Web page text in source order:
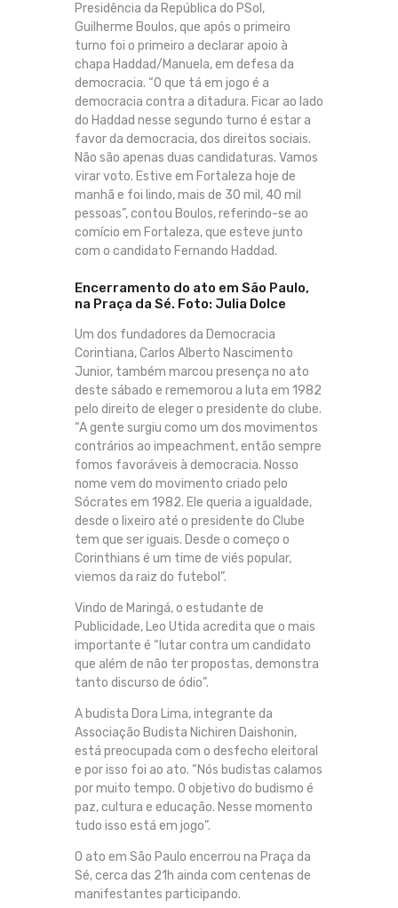
Presidência da República do PSol,
Guilherme Boulos, que após o primeiro
turno foi o primeiro a declarar apoio à
chapa Haddad/Manuela, em defesa da
democracia. “O que tá em jogo é a
democracia contra a ditadura. Ficar ao lado
do Haddad nesse segundo turno é estar a
favor da democracia, dos direitos sociais.
Não são apenas duas candidaturas. Vamos
virar voto. Estive em Fortaleza hoje de
manhã e foi lindo, mais de 30 mil, 40 mil
pessoas”, contou Boulos, referindo-se ao
comício em Fortaleza, que esteve junto
com o candidato Fernando Haddad.
Encerramento do ato em São Paulo,
na Praça da Sé. Foto: Julia Dolce
Um dos fundadores da Democracia
Corintiana, Carlos Alberto Nascimento
Junior, também marcou presença no ato
deste sábado e rememorou a luta em 1982
pelo direito de eleger o presidente do clube.
“A gente surgiu como um dos movimentos
contrários ao impeachment, então sempre
fomos favoráveis à democracia. Nosso
nome vem do movimento criado pelo
Sócrates em 1982. Ele queria a igualdade,
desde o lixeiro até o presidente do Clube
tem que ser iguais. Desde o começo o
Corinthians é um time de viés popular,
viemos da raiz do futebol”.
Vindo de Maringá, o estudante de
Publicidade, Leo Utida acredita que o mais
importante é “lutar contra um candidato
que além de não ter propostas, demonstra
tanto discurso de ódio”.
A budista Dora Lima, integrante da
Associação Budista Nichiren Daishonin,
está preocupada com o desfecho eleitoral
e por isso foi ao ato. “Nós budistas calamos
por muito tempo. O objetivo do budismo é
paz, cultura e educação. Nesse momento
tudo isso está em jogo”.
O ato em São Paulo encerrou na Praça da
Sé, cerca das 21h ainda com centenas de
manifestantes participando.